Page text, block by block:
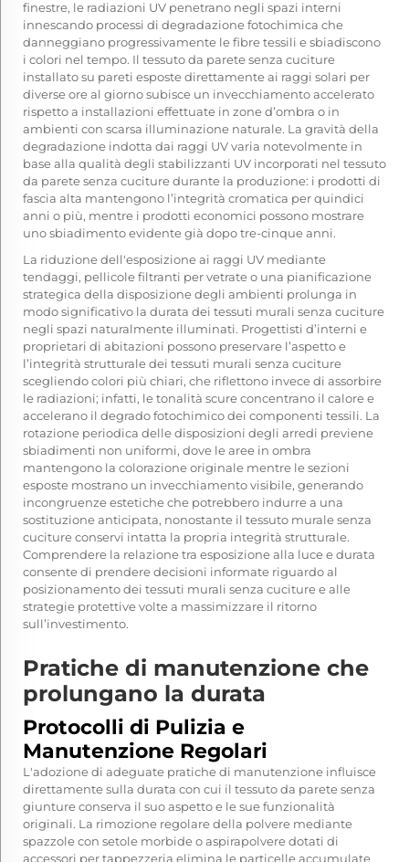
finestre, le radiazioni UV penetrano negli spazi interni
innescando processi di degradazione fotochimica che
danneggiano progressivamente le fibre tessili e sbiadiscono
i colori nel tempo. Il tessuto da parete senza cuciture
installato su pareti esposte direttamente ai raggi solari per
diverse ore al giorno subisce un invecchiamento accelerato
rispetto a installazioni effettuate in zone d’ombra o in
ambienti con scarsa illuminazione naturale. La gravità della
degradazione indotta dai raggi UV varia notevolmente in
base alla qualità degli stabilizzanti UV incorporati nel tessuto
da parete senza cuciture durante la produzione: i prodotti di
fascia alta mantengono l’integrità cromatica per quindici
anni o più, mentre i prodotti economici possono mostrare
uno sbiadimento evidente già dopo tre-cinque anni.
La riduzione dell'esposizione ai raggi UV mediante
tendaggi, pellicole filtranti per vetrate o una pianificazione
strategica della disposizione degli ambienti prolunga in
modo significativo la durata dei tessuti murali senza cuciture
negli spazi naturalmente illuminati. Progettisti d’interni e
proprietari di abitazioni possono preservare l’aspetto e
l’integrità strutturale dei tessuti murali senza cuciture
scegliendo colori più chiari, che riflettono invece di assorbire
le radiazioni; infatti, le tonalità scure concentrano il calore e
accelerano il degrado fotochimico dei componenti tessili. La
rotazione periodica delle disposizioni degli arredi previene
sbiadimenti non uniformi, dove le aree in ombra
mantengono la colorazione originale mentre le sezioni
esposte mostrano un invecchiamento visibile, generando
incongruenze estetiche che potrebbero indurre a una
sostituzione anticipata, nonostante il tessuto murale senza
cuciture conservi intatta la propria integrità strutturale.
Comprendere la relazione tra esposizione alla luce e durata
consente di prendere decisioni informate riguardo al
posizionamento dei tessuti murali senza cuciture e alle
strategie protettive volte a massimizzare il ritorno
sull’investimento.
Pratiche di manutenzione che
prolungano la durata
Protocolli di Pulizia e
Manutenzione Regolari
L'adozione di adeguate pratiche di manutenzione influisce
direttamente sulla durata con cui il tessuto da parete senza
giunture conserva il suo aspetto e le sue funzionalità
originali. La rimozione regolare della polvere mediante
spazzole con setole morbide o aspirapolvere dotati di
accessori per tappezzeria elimina le particelle accumulate